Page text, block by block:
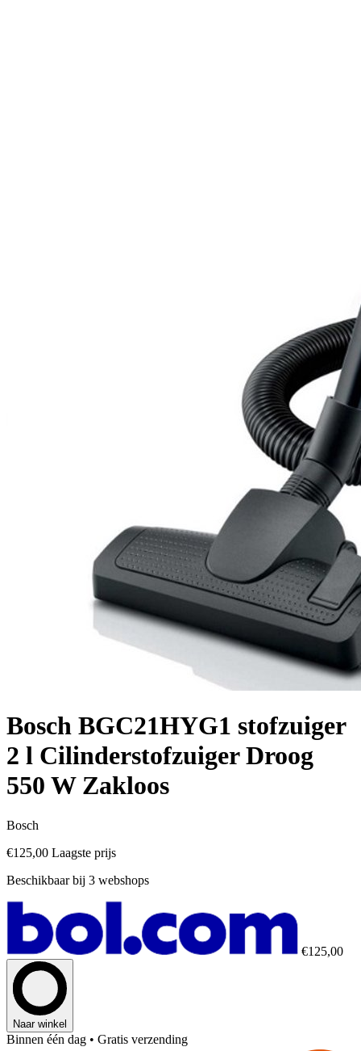
Bosch BGC21HYG1 stofzuiger
2 l Cilinderstofzuiger Droog
550 W Zakloos
Bosch
€125,00 Laagste prijs
Beschikbaar bij 3 webshops
€125,00
Naar winkel
Binnen één dag • Gratis verzending